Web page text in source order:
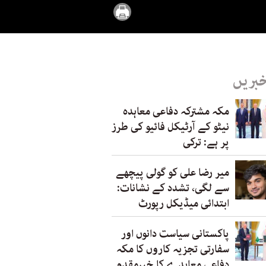
مکہ مشترکہ دفاعی معاہدہ
نیٹو کے آرٹیکل فائیو کی طرز
پر ہے: ترکی
میر رضا علی کو گولی پیچھے
سے لگی، تشدد کے نشانات:
ابتدائی میڈیکل رپورٹ
پاکستانی سیاست دانوں اور
سفارتی تجزیہ کاروں کا مکہ